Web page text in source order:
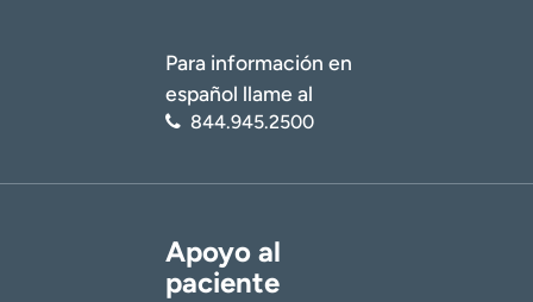
Para información en
español llame al
844.945.2500
Apoyo al
paciente